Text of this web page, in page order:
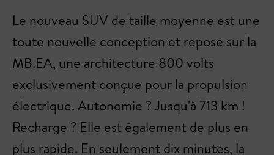
Le nouveau SUV de taille moyenne est une
toute nouvelle conception et repose sur la
MB.EA, une architecture 800 volts
exclusivement conçue pour la propulsion
électrique. Autonomie ? Jusqu'à 713 km !
Recharge ? Elle est également de plus en
plus rapide. En seulement dix minutes, la